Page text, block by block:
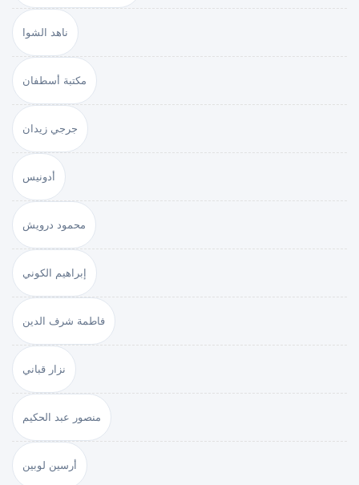
ناهد الشوا
مكتبة أسطفان
جرجي زيدان
أدونيس
محمود درويش
إبراهيم الكوني
فاطمة شرف الدين
نزار قباني
منصور عبد الحكيم
أرسين لوبين